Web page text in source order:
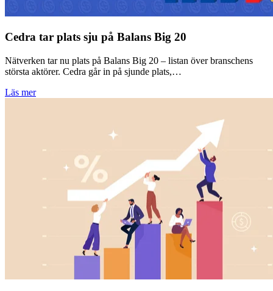
Cedra tar plats sju på Balans Big 20
Nätverken tar nu plats på Balans Big 20 – listan över branschens
största aktörer. Cedra går in på sjunde plats,…
Läs mer